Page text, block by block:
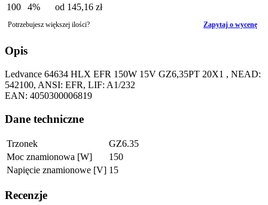
100
4% od 145,16 zł
Potrzebujesz większej ilości? Zapytaj o wycenę
Opis
Ledvance 64634 HLX EFR 150W 15V GZ6,35PT 20X1 , NEAD:
542100, ANSI: EFR, LIF: A1/232
EAN: 4050300006819
Dane techniczne
Trzonek
GZ6.35
Moc znamionowa [W]
150
Napięcie znamionowe [V] 15
Recenzje